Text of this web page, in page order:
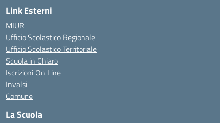
Link Esterni
MIUR
Ufficio Scolastico Regionale
Ufficio Scolastico Territoriale
Scuola in Chiaro
Iscrizioni On Line
Invalsi
Comune
La Scuola